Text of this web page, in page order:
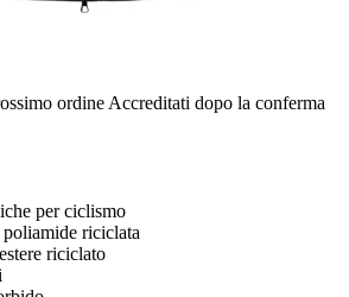
ordine Accreditati dopo la conferma
per ciclismo
poliamide riciclata
riciclato